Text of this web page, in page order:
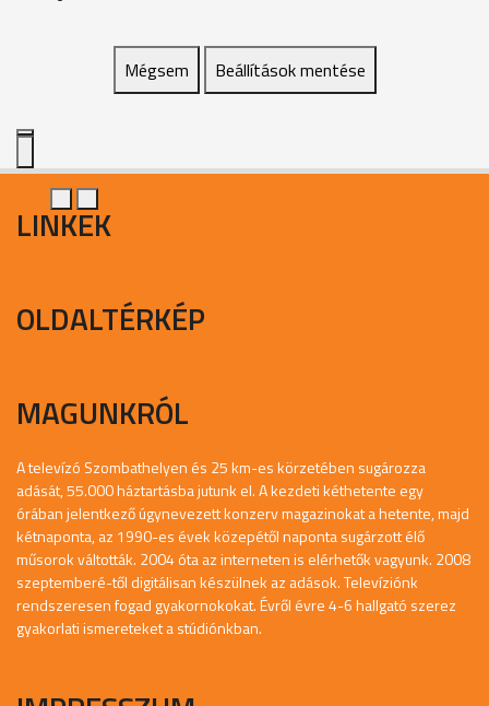
Mégsem Beállítások mentése
LINKEK
OLDALTÉRKÉP
MAGUNKRÓL
A televízó Szombathelyen és 25 km-es körzetében sugározza
adását, 55.000 háztartásba jutunk el. A kezdeti kéthetente egy
órában jelentkező úgynevezett konzerv magazinokat a hetente, majd
kétnaponta, az 1990-es évek közepétől naponta sugárzott élő
műsorok váltották. 2004 óta az interneten is elérhetők vagyunk. 2008
szeptemberé-től digitálisan készülnek az adások. Televíziónk
rendszeresen fogad gyakornokokat. Évről évre 4-6 hallgató szerez
gyakorlati ismereteket a stúdiónkban.